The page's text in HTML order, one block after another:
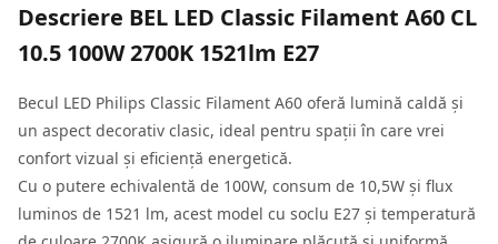
Descriere BEL LED Classic Filament A60 CL
10.5 100W 2700K 1521lm E27
Becul LED Philips Classic Filament A60 oferă lumină caldă și
un aspect decorativ clasic, ideal pentru spații în care vrei
confort vizual și eficiență energetică.
Cu o putere echivalentă de 100W, consum de 10,5W și flux
luminos de 1521 lm, acest model cu soclu E27 și temperatură